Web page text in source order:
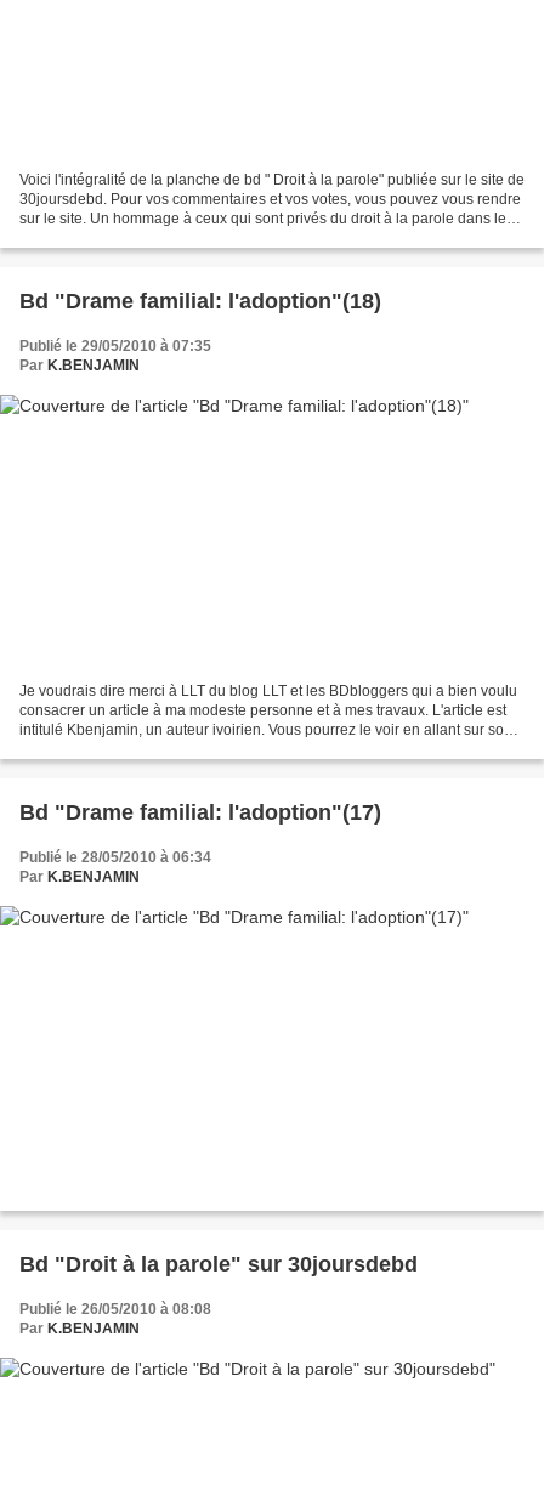
Voici l'intégralité de la planche de bd " Droit à la parole" publiée sur le site de
30joursdebd. Pour vos commentaires et vos votes, vous pouvez vous rendre
sur le site. Un hommage à ceux qui sont privés du droit à la parole dans leur
Bd "Drame familial: l'adoption"(18)
Publié le 29/05/2010 à 07:35
Par K.BENJAMIN
Je voudrais dire merci à LLT du blog LLT et les BDbloggers qui a bien voulu
consacrer un article à ma modeste personne et à mes travaux. L'article est
intitulé Kbenjamin, un auteur ivoirien. Vous pourrez le voir en allant sur son
Bd "Drame familial: l'adoption"(17)
Publié le 28/05/2010 à 06:34
Par K.BENJAMIN
Bd "Droit à la parole" sur 30joursdebd
Publié le 26/05/2010 à 08:08
Par K.BENJAMIN